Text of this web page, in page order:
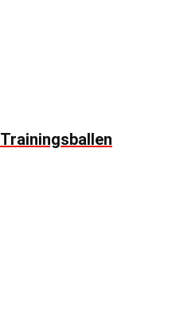
Trainingsballen